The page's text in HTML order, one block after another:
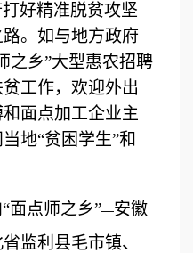
打好精准脱贫攻坚
路。如与地方政府
之乡”大型惠农招聘
工作，欢迎外出
面点加工企业主
地“贫困学生”和
“面点师之乡”—安徽
监利县毛市镇、